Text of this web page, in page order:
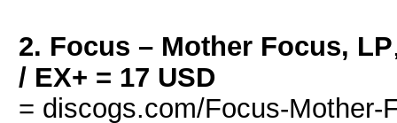
2. Focus – Mother Focus, LP
/ EX+ = 17 USD
= discogs.com/Focus-Mother-